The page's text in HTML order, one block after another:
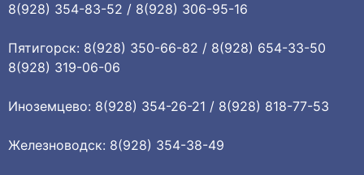
8(928) 354-83-52 / 8(928) 306-95-16
Пятигорск: 8(928) 350-66-82 / 8(928) 654-33-50
8(928) 319-06-06
Иноземцево: 8(928) 354-26-21 / 8(928) 818-77-53
Железноводск: 8(928) 354-38-49